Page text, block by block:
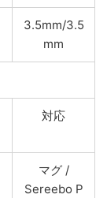
3.5mm/3.5
mm
対応
マグ /
Sereebo P